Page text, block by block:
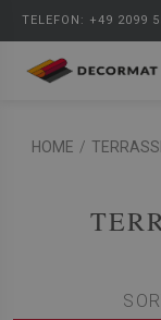
TELEFON: +49 2099
HOME /